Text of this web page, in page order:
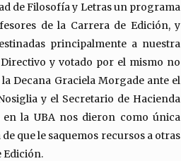
de Filosofía y Letras un programa
de la Carrera de Edición, y
principalmente a nuestra
y votado por el mismo no
Decana Graciela Morgade ante el
y el Secretario de Hacienda
en la UBA nos dieron como única
que le saquemos recursos a otras
Edición.